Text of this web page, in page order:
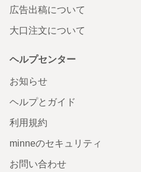
広告出稿について
大口注文について
ヘルプセンター
お知らせ
ヘルプとガイド
利用規約
minneのセキュリティ
お問い合わせ